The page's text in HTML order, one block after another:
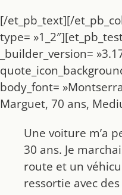
[/et_pb_text][/
type=
_builder_version=
body_font=
Marguet, 70 ans,
Une voiture m’a
30 ans. Je
route et un
ressortie avec